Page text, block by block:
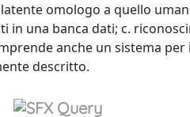
omologo a quello
in una banca dati; c.
anche un sistema per
descritto.